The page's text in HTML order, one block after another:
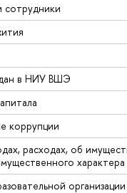
сотрудники
в НИУ ВШЭ
коррупции
расходах, об
характера
организации